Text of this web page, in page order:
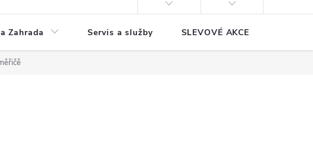
Zahrada Servis a služby SLEVOVÉ AKCE